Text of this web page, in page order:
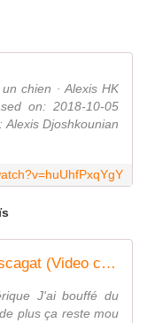
chien · Alexis HK
on: 2018-10-05
Alexis Djoshkounian
Le Cochon dans le mais - Les Fascagat (Video clip)
J'ai bouffé du
plus ça reste mou